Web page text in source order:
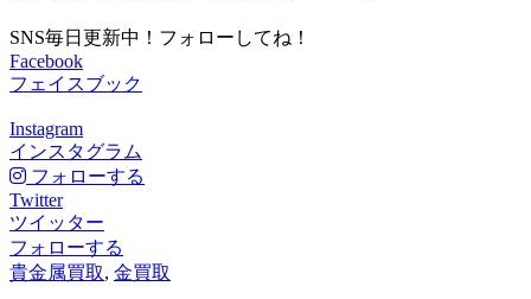
SNS毎日更新中！フォローしてね！
Facebook
フェイスブック
Instagram
インスタグラム
フォローする
Twitter
ツイッター
フォローする
貴金属買取, 金買取